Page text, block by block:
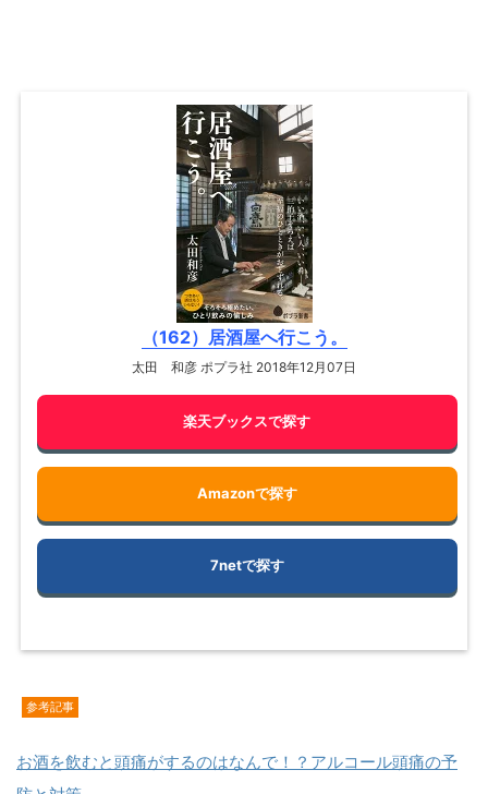
（162）居酒屋へ行こう。
太田 和彦 ポプラ社 2018年12月07日
楽天ブックスで探す
Amazonで探す
7netで探す
参考記事
お酒を飲むと頭痛がするのはなんで！？アルコール頭痛の予